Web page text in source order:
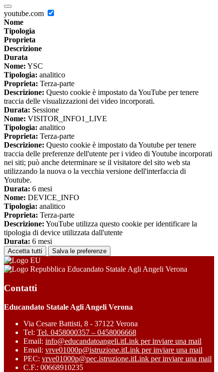
youtube.com
Nome
Tipologia
Proprieta
Descrizione
Durata
Nome: YSC
Tipologia: analitico
Proprieta: Terza-parte
Descrizione: Questo cookie è impostato da YouTube per tenere
traccia delle visualizzazioni dei video incorporati.
Durata: Sessione
Nome: VISITOR_INFO1_LIVE
Tipologia: analitico
Proprieta: Terza-parte
Descrizione: Questo cookie è impostato da Youtube per tenere
traccia delle preferenze dell'utente per i video di Youtube incorporati
nei siti; può anche determinare se il visitatore del sito web sta
utilizzando la nuova o la vecchia versione dell'interfaccia di
Youtube.
Durata: 6 mesi
Nome: DEVICE_INFO
Tipologia: analitico
Proprieta: Terza-parte
Descrizione: YouTube utilizza questo cookie per identificare la
tipologia di device utilizzata dall'utente
Durata: 6 mesi
Accetta tutti Salva le preferenze
Educandato Statale Agli Angeli Verona
Contatti
Educandato Statale Agli Angeli Verona
Via Cesare Battisti, 8 - 37122 Verona
Tel: Tel. 0458000357 – 0458006668
Email: info@educandatoangeli.itLink per inviare una mail
Email: vrve01000p@istruzione.itLink per inviare una mail
PEC: vrve01000p@pec.istruzione.itLink per inviare una mail
C.F.: 00668910235